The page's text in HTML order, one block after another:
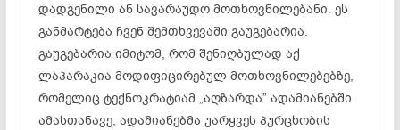
დადგენილი ან სავარაუდო მოთხოვნილებანი. ეს
განმარტება ჩვენ შემთხვევაში გაუგებარია.
გაუგებარია იმიტომ, რომ შენიღბულად აქ
ლაპარაკია მოდიფიცირებულ მოთხოვნილებებზე,
რომელიც ტექნოკრატიამ „აღზარდა” ადამიანებში.
ამასთანავე, ადამიანებმა უარყვეს პურცხობის